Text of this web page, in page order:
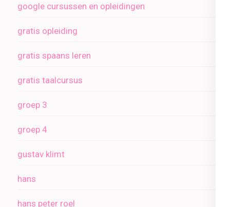
google cursussen en opleidingen
gratis opleiding
gratis spaans leren
gratis taalcursus
groep 3
groep 4
gustav klimt
hans
hans peter roel